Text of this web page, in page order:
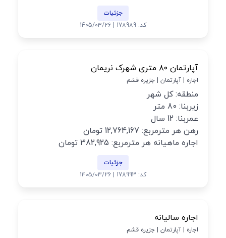
جزئیات
کد: 178989 | 1405/03/26
آپارتمان ۸۰ متری شهرک نریمان
اجاره | آپارتمان | جزیره قشم
منطقه: کل شهر
زیربنا: 80 متر
عمربنا: 12 سال
رهن هر مترمربع: 12,764,167 تومان
اجاره ماهیانه هر مترمربع: 382,925 تومان
جزئیات
کد: 178993 | 1405/03/26
اجاره سالیانه
اجاره | آپارتمان | جزیره قشم